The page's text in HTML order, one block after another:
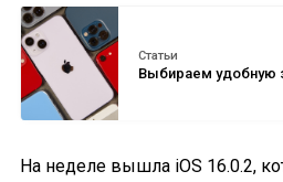
Статьи
Выбираем удобную
На неделе вышла iOS 16.0.2,